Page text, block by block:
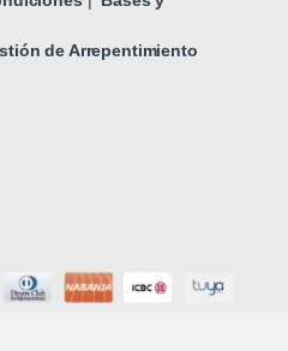
de Arrepentimiento